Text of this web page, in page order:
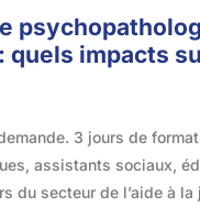
quels impacts
3 jours de
assistants sociaux,
du secteur de l’aide à la